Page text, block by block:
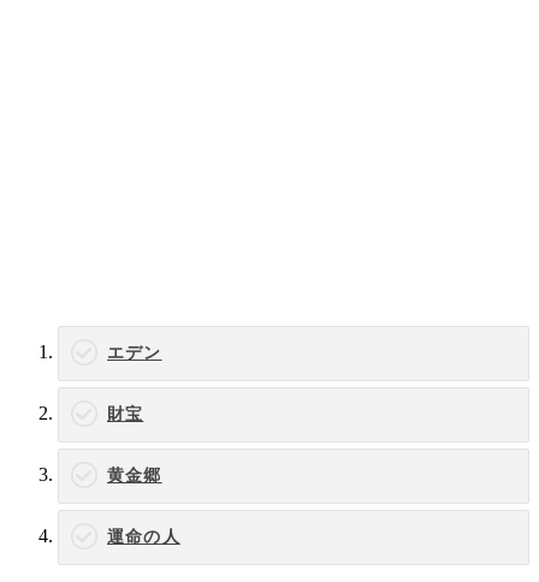
エデン
財宝
黄金郷
運命の人